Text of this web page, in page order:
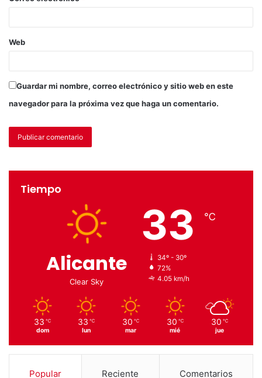
gobierno formado por PP y Vox por el futuro uso de las
propuesta de destinar este inmueble a centro de día u
que el PSOE ya elevó al pleno municipal en junio de 2025.
El Grupo Municipal Socialista ha señalado que seguirá
defendiendo en el pleno aquellas propuestas que permitan
mejorar los servicios públicos, reforzar las infraestructuras
los vecinos y vecinas de Elche.
Web
Guardar mi nombre, correo electrónico y sitio web en este
navegador para la próxima vez que haga un comentario.
Tiempo
Alicante
Clear Sky
33 ℃
34º - 30º
72%
4.05 km/h
33 ℃
dom
33 ℃
lun
30 ℃
mar
30 ℃
mié
30 ℃
jue
Popular Reciente Comentarios